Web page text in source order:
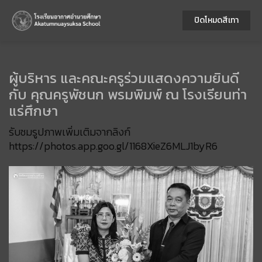
ผู้บริหาร และคณะครูร่วมแสดงความยินดี
กับ คุณครูพัชนก พรมพิมพ์ ณ โรงเรียนท่า
แร่ศึกษา
รับชมรูปภาพเพิ่มเติมจากลิงก์
https://photos.app.goo.gl/1168XieZ6MLJ1byR6
ปิดโหมดสีเทา